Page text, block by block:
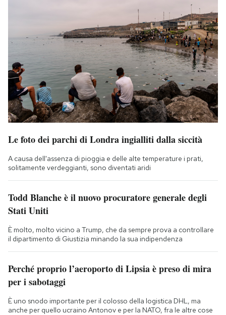
Le foto dei parchi di Londra ingialliti dalla siccità
A causa dell'assenza di pioggia e delle alte temperature i prati,
solitamente verdeggianti, sono diventati aridi
Todd Blanche è il nuovo procuratore generale degli
Stati Uniti
È molto, molto vicino a Trump, che da sempre prova a controllare
il dipartimento di Giustizia minando la sua indipendenza
Perché proprio l’aeroporto di Lipsia è preso di mira
per i sabotaggi
È uno snodo importante per il colosso della logistica DHL, ma
anche per quello ucraino Antonov e per la NATO, fra le altre cose